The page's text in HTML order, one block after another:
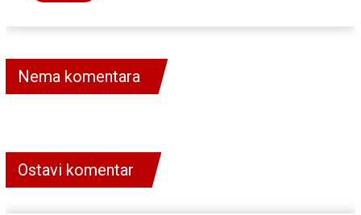
Nema komentara
Ostavi komentar